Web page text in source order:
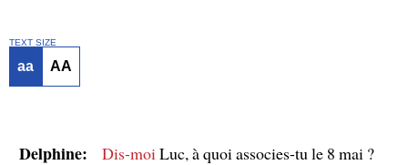
TEXT SIZE
aa AA
Delphine: Dis-moi Luc, à quoi associes-tu le 8 mai ?